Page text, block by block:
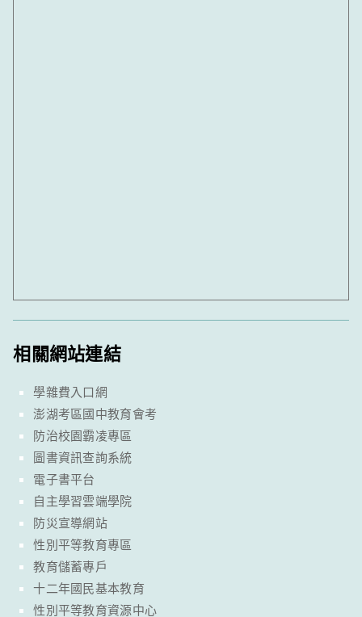
相關網站連結
學雜費入口網
澎湖考區國中教育會考
防治校園霸凌專區
圖書資訊查詢系統
電子書平台
自主學習雲端學院
防災宣導網站
性別平等教育專區
教育儲蓄專戶
十二年國民基本教育
性別平等教育資源中心